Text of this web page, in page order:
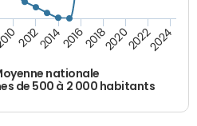
nationale
de 500 à 2 000 habitants
2012201420162018202020222024